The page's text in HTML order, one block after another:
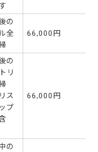
の
全
66,000円
の
リ
ス
プ
66,000円
の